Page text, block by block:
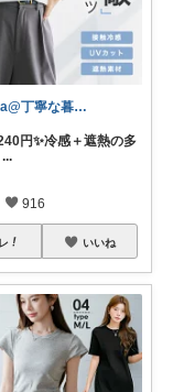
lyka@丁寧な暮らし
円✨冷感＋遮熱の多
...
916
いいね